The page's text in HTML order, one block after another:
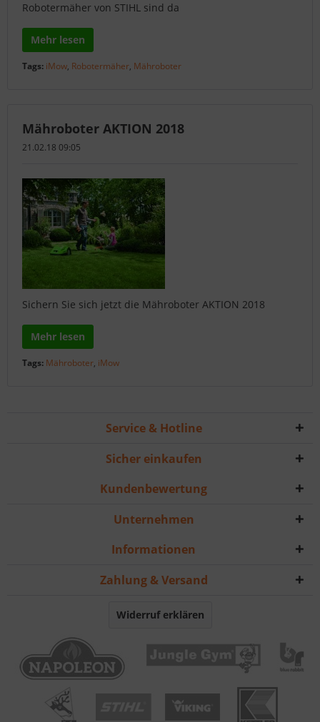
Robotermäher von STIHL sind da
Mehr lesen
Tags: iMow, Robotermäher, Mähroboter
Mähroboter AKTION 2018
21.02.18 09:05
Sichern Sie sich jetzt die Mähroboter AKTION 2018
Mehr lesen
Tags: Mähroboter, iMow
Service & Hotline
Sicher einkaufen
Kundenbewertung
Unternehmen
Informationen
Zahlung & Versand
Widerruf erklären